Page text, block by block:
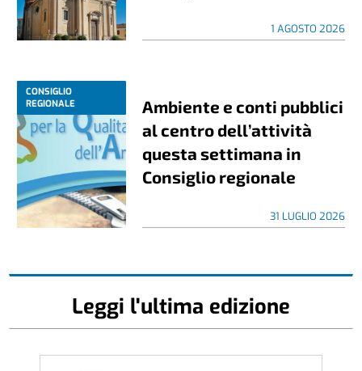
1 AGOSTO 2026
CONSIGLIO
REGIONALE
Ambiente e conti pubblici
al centro dell’attività
questa settimana in
Consiglio regionale
31 LUGLIO 2026
Leggi l'ultima edizione